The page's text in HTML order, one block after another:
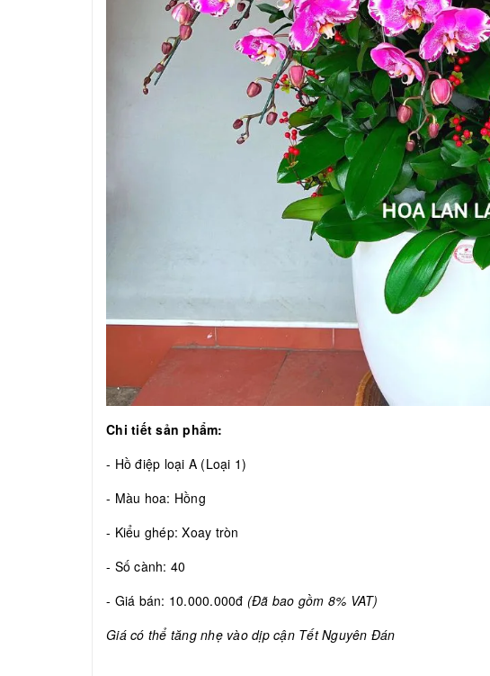
Chi tiết sản phẩm:
- Hồ điệp loại A (Loại 1)
- Màu hoa: Hồng
- Kiểu ghép: Xoay tròn
- Số cành: 40
- Giá bán: 10.000.000đ (Đã bao gồm 8% VAT)
Giá có thể tăng nhẹ vào dịp cận Tết Nguyên Đán